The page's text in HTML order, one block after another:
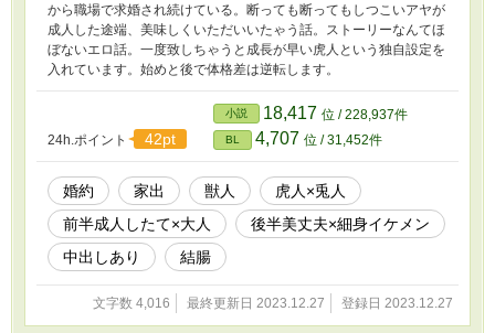
から職場で求婚され続けている。断っても断ってもしつこいアヤが
成人した途端、美味しくいただいいたゃう話。ストーリーなんてほ
ぼないエロ話。一度致しちゃうと成長が早い虎人という独自設定を
入れています。始めと後で体格差は逆転します。
24h.ポイント 42pt
小説 18,417 位 / 228,937件
BL 4,707 位 / 31,452件
婚約 家出 獣人
虎人×兎人
前半成人したて×大人
後半美丈夫×細身イケメン
中出しあり
結腸
文字数 4,016 最終更新日 2023.12.27 登録日 2023.12.27